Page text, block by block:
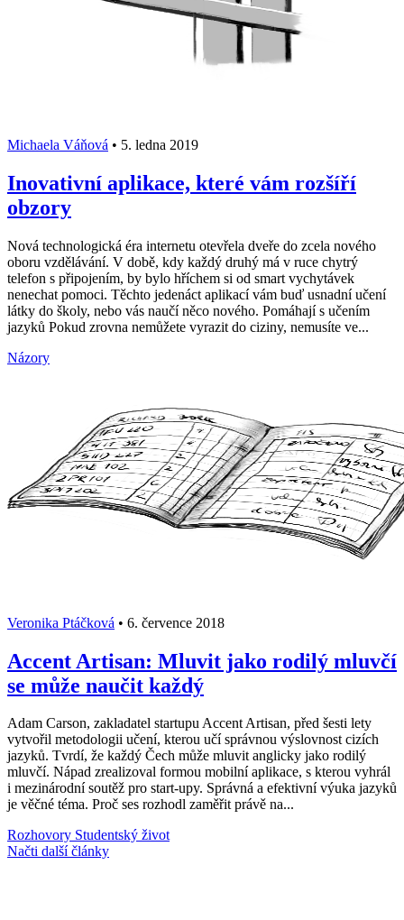
Michaela Váňová • 5. ledna 2019
Inovativní aplikace, které vám rozšíří
obzory
Nová technologická éra internetu otevřela dveře do zcela nového
oboru vzdělávání. V době, kdy každý druhý má v ruce chytrý
telefon s připojením, by bylo hříchem si od smart vychytávek
nenechat pomoci. Těchto jedenáct aplikací vám buď usnadní učení
látky do školy, nebo vás naučí něco nového. Pomáhají s učením
jazyků Pokud zrovna nemůžete vyrazit do ciziny, nemusíte ve...
Názory
Veronika Ptáčková • 6. července 2018
Accent Artisan: Mluvit jako rodilý mluvčí
se může naučit každý
Adam Carson, zakladatel startupu Accent Artisan, před šesti lety
vytvořil metodologii učení, kterou učí správnou výslovnost cizích
jazyků. Tvrdí, že každý Čech může mluvit anglicky jako rodilý
mluvčí. Nápad zrealizoval formou mobilní aplikace, s kterou vyhrál
i mezinárodní soutěž pro start-upy. Správná a efektivní výuka jazyků
je věčné téma. Proč ses rozhodl zaměřit právě na...
Rozhovory Studentský život
Načti další články